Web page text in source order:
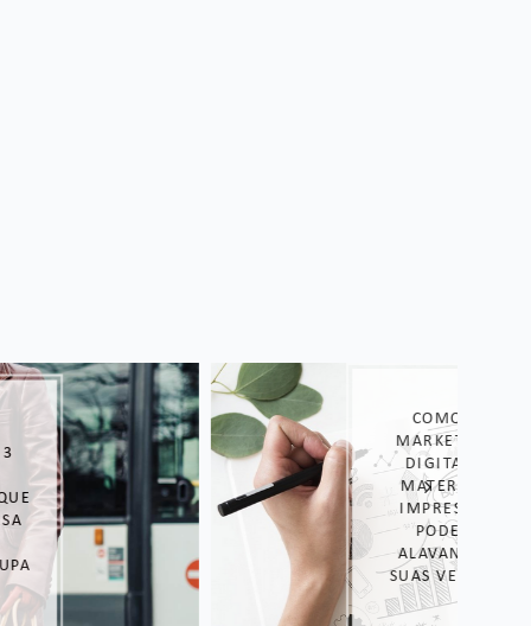
COMO O
MARKETING
DIGITAL E
MATERIAIS
IMPRESSOS
ALAVANCAR
SUAS VENDAS